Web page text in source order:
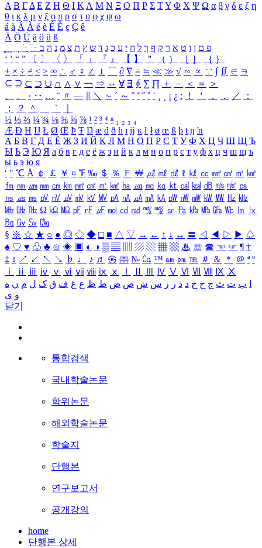
Α Β ΓΔ Ε Ζ Η Θ Ι ΚΛ Μ Ν Ξ Ο Π Ρ Σ ΤΥ Φ Χ Ψ Ω α β γ δ ε ζ η
θ ι κ λ μ ν ξ ο π ρ σ τ υ φ χ ψ ω
á à Á À é è É È ç Ç ê
Ä Ö Ü ä ö ü ß
ִֶֹ ֻּ ׁׂ פ ם ן ו ט א ר ק ף ך ל ח י ע כ ג ד ש ץ ת צ מ נ ה ב
‘ ’ “ ” 〔 〕 〈 〉 「 」 『 』 【 】 ＂ （ ） ［ ］ ｛ ｝
± × ÷ ≠ ≤ ≥ ∞ ∴ ♂ ♀ ∠ ⊥ ⌒ ∂ ∇ ≡ ≒ ≪ ≫ √ ∽ ∝ ∵ ∫ ∬ ∈ ∋
⊆ ⊇ ⊂ ⊃ ∪ ∩ ∧ ∨ ￢ ⇒ ⇔ ∀ ∃ ∮ ∑ ∏ ＋ － ＜ ＝
＞
、
。 · ‥ … ¨ 〃 ― ＼ ∼ ´ ～ ˇ ˘ ˝ ˚ ˙ ¸ ¡ ¿ ː ！ ＇ ， ． ／
：
；
？ ＾ ｀
½ ⅓ ⅔ ¼ ¾ ⅛ ⅜ ⅝ ⅞ ¹ ² ³ ⁴ ⁿ ₁ ₂ ₃ ₄
Æ Ð Ħ Ĳ Ł Ø Œ Þ Ŧ Ŋ æ đ ð ħ ı ĳ ĸ ŀ ł ø œ ß þ ŧ ŋ ŉ
А Б В Г Д Е Ё Ж З И Й К Л М Н О П Р С Т У Ф Х Ц Ч Ш Щ Ъ
Ы Ь Э Ю Я а б в г д е ё ж з и й к л м н о п р с т у ф х ц ч ш щ ъ
ы ь э ю я
′ ″ ℃ Å ￠ ￡ ￥ ¤ ℉ ‰ ＄ ％ Ｆ ￦ ㎕ ㎖ ㎗ ℓ ㎘ ㏄ ㎣ ㎤ ㎥ ㎦
㎙ ㎚ ㎛ ㎜ ㎝ ㎞ ㎟ ㎠ ㎡ ㎢ ㏊ ㎍ ㎎ ㎏ ㏏ ㎈ ㎉ ㏈ ㎧ ㎨ ㎰
㎱ ㎲ ㎳ ㎴ ㎵ ㎶ ㎷ ㎸ ㎹ ㎀ ㎁ ㎂ ㎃ ㎄ ㎺ ㎻ ㎽ ㎾ ㎿ ㎐ ㎑
㎒ ㎓ ㎔ Ω ㏀ ㏁ ㎊ ㎋ ㎌ ㏖ ㏅ ㎭ ㎮ ㎯ ㏛ ㎩ ㎪ ㎫ ㎬ ㏝ ㏐
㏓
㏃ ㏉ ㏜ ㏆
§ ※ ☆ ★ ○ ● ◎ ◇ ◆ □ ■ △ ▽ → ← ↑ ↓ ↔ 〓 ◁ ◀ ▷ ▶ ♤
♠ ♡ ♥ ♧ ♣ ⊙ ◈ ▣ ◐ ◑ ▒ ▤ ▨ ▧ ▦ ▩ ♨ ☏ ☎ ☜ ☞ ¶ †
‡ ↕ ↗ ↙ ↖ ↘ ♭ ♩ ♪ ♬ ㉿ ㈜ № ㏇ ™ ㏂ ㏘ ℡ ＃ ＆ ＊ ＠ ª º
ⅰ
ⅱ ⅲ ⅳ ⅴ ⅵ ⅶ ⅷ ⅸ ⅹ Ⅳ Ⅴ Ⅵ Ⅶ Ⅷ Ⅸ Ⅹ
ب ت ث ج ح خ د ذ ر ز س ش ص ض ط ظ ع غ ف ق ک ل م ن ه
و ی
닫기
통합검색
국내학술논문
학위논문
해외학술논문
학술지
단행본
연구보고서
공개강의
home
단행본 상세